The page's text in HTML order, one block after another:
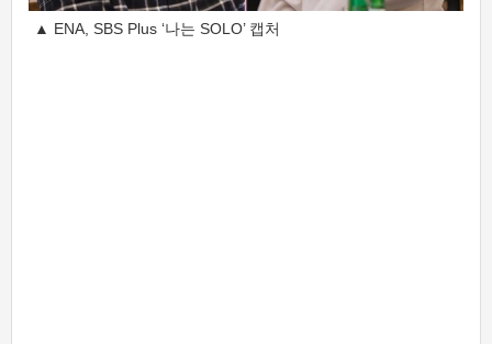
▲ ENA, SBS Plus ‘나는 SOLO’ 캡처